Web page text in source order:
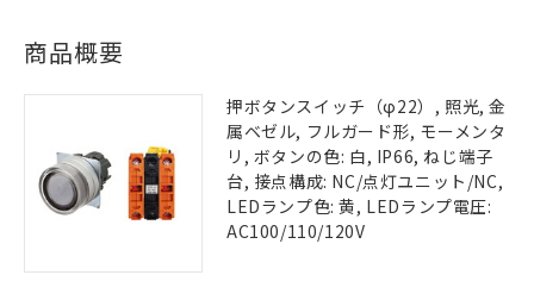
商品概要
押ボタンスイッチ（φ22）, 照光, 金
属ベゼル, フルガード形, モーメンタ
リ, ボタンの色: 白, IP66, ねじ端子
台, 接点構成: NC/点灯ユニット/NC,
LEDランプ色: 黄, LEDランプ電圧:
AC100/110/120V